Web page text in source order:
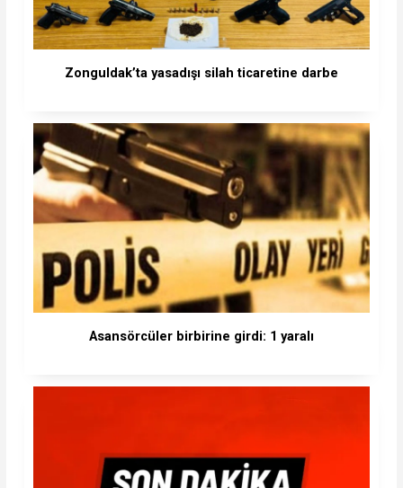
Zonguldak’ta yasadışı silah ticaretine darbe
Asansörcüler birbirine girdi: 1 yaralı